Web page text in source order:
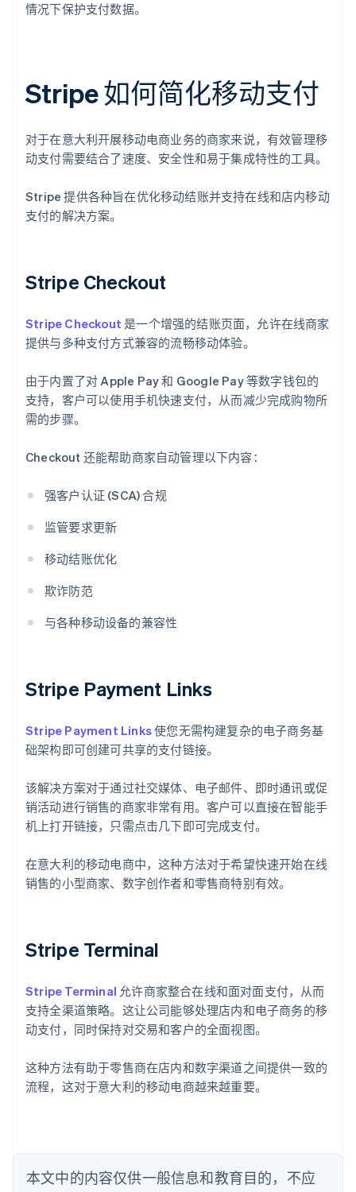
情况下保护支付数据。
Stripe 如何简化移动支付
对于在意大利开展移动电商业务的商家来说，有效管理移
动支付需要结合了速度、安全性和易于集成特性的工具。
Stripe 提供各种旨在优化移动结账并支持在线和店内移动
支付的解决方案。
Stripe Checkout
Stripe Checkout 是一个增强的结账页面，允许在线商家
提供与多种支付方式兼容的流畅移动体验。
由于内置了对 Apple Pay 和 Google Pay 等数字钱包的
支持，客户可以使用手机快速支付，从而减少完成购物所
需的步骤。
Checkout 还能帮助商家自动管理以下内容：
强客户认证 (SCA) 合规
监管要求更新
移动结账优化
欺诈防范
与各种移动设备的兼容性
Stripe Payment Links
Stripe Payment Links使您无需构建复杂的电子商务基
础架构即可创建可共享的支付链接。
该解决方案对于通过社交媒体、电子邮件、即时通讯或促
销活动进行销售的商家非常有用。客户可以直接在智能手
机上打开链接，只需点击几下即可完成支付。
在意大利的移动电商中，这种方法对于希望快速开始在线
销售的小型商家、数字创作者和零售商特别有效。
Stripe Terminal
Stripe Terminal 允许商家整合在线和面对面支付，从而
支持全渠道策略。这让公司能够处理店内和电子商务的移
动支付，同时保持对交易和客户的全面视图。
这种方法有助于零售商在店内和数字渠道之间提供一致的
流程，这对于意大利的移动电商越来越重要。
本文中的内容仅供一般信息和教育目的，不应
爱尔兰
English
English
奥地利
DeutschEnglish
澳大利亚
巴西
Português English
English